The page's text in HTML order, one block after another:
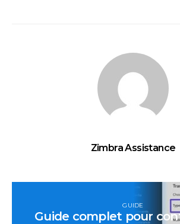
Zimbra Assistance
GUIDE
Guide complet pour